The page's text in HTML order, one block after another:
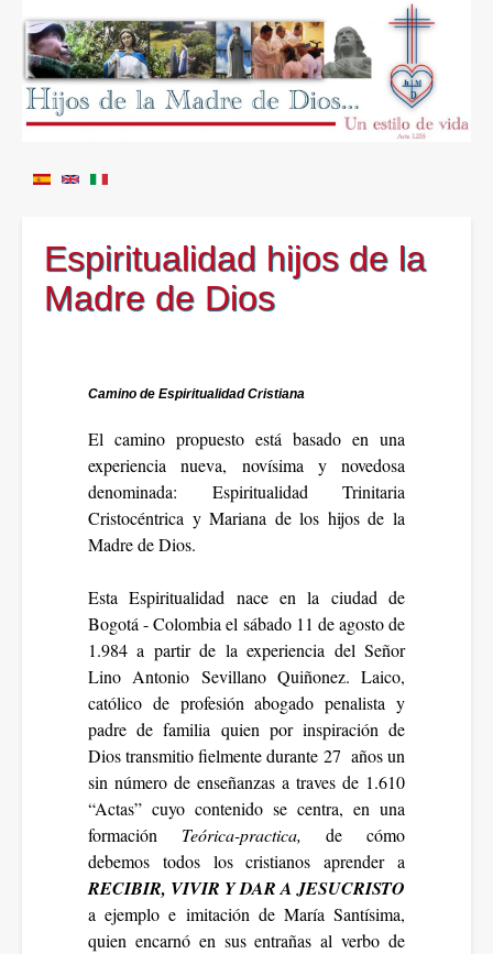
Espiritualidad hijos de la
Madre de Dios
Camino de Espiritualidad Cristiana
El camino propuesto está basado en una
experiencia nueva, novísima y novedosa
denominada: Espiritualidad Trinitaria
Cristocéntrica y Mariana de los hijos de la
Madre de Dios.
Esta Espiritualidad nace en la ciudad de
Bogotá - Colombia el sábado 11 de agosto de
1.984 a partir de la experiencia del Señor
Lino Antonio Sevillano Quiñonez. Laico,
católico de profesión abogado penalista y
padre de familia quien por inspiración de
Dios transmitio fielmente durante 27 años un
sin número de enseñanzas a traves de 1.610
“Actas” cuyo contenido se centra, en una
formación Teórica-practica, de cómo
debemos todos los cristianos aprender a
RECIBIR, VIVIR Y DAR A JESUCRISTO
a ejemplo e imitación de María Santísima,
quien encarnó en sus entrañas al verbo de